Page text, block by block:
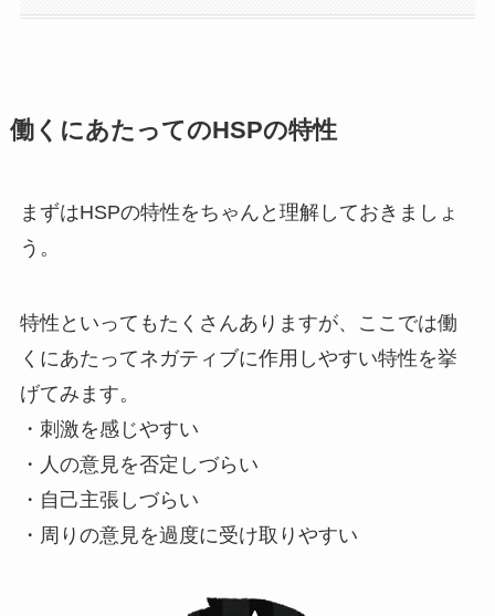
働くにあたってのHSPの特性
まずはHSPの特性をちゃんと理解しておきましょ
う。
特性といってもたくさんありますが、ここでは働
くにあたってネガティブに作用しやすい特性を挙
げてみます。
・刺激を感じやすい
・人の意見を否定しづらい
・自己主張しづらい
・周りの意見を過度に受け取りやすい